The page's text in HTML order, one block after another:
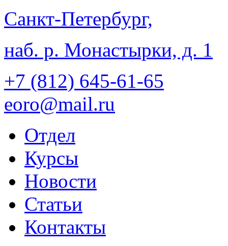
Санкт-Петербург,
наб. р. Монастырки, д. 1
+7 (812) 645-61-65
eoro@mail.ru
Отдел
Курсы
Новости
Статьи
Контакты